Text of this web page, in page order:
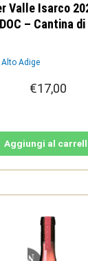
Valle Isarco
– Cantina
Adige
€17,00
Aggiungi al